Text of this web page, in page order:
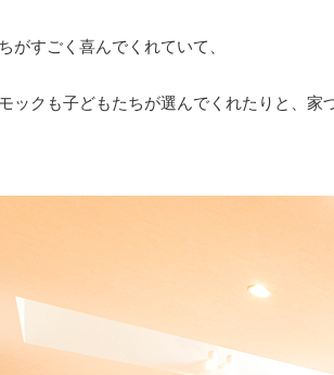
がすごく喜んでくれていて、
ックも子どもたちが選んでくれたりと、家